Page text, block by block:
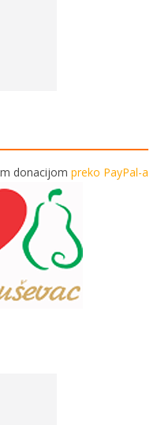
donacijom preko PayPal-a